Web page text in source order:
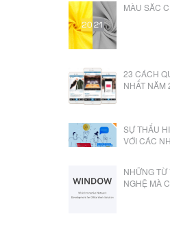
MÀU SĂC
23 CÁCH
NHẤT NĂM
SỰ THẤU
VỚI CÁC
NHỮNG TỪ
NGHỆ MÀ